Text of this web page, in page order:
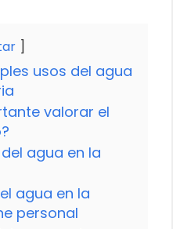
usos del agua
valorar el
agua en la
agua en la
personal